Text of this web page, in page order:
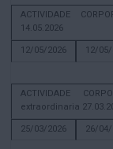
ACTIVIDADE
14.05.2026
12/05/2026
12/
ACTIVIDADE
extraordinaria
25/03/2026
26/